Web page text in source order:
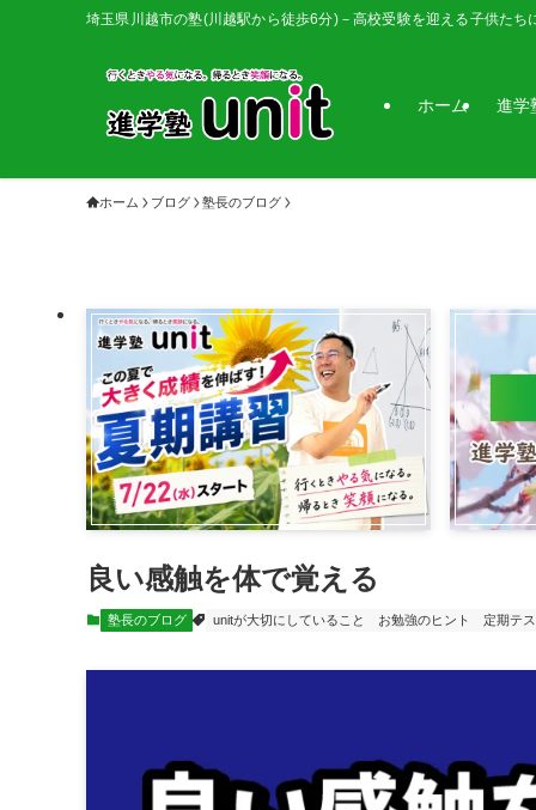
埼玉県川越市の塾(川越駅から徒歩6分)－高校受験を迎える子供たち
ホーム 進学
ホーム ブログ 塾長のブログ
良い感触を体で覚える
塾長のブログ unitが大切にしていること お勉強のヒント 定期テ